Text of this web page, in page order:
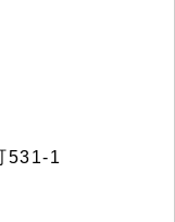
531-1